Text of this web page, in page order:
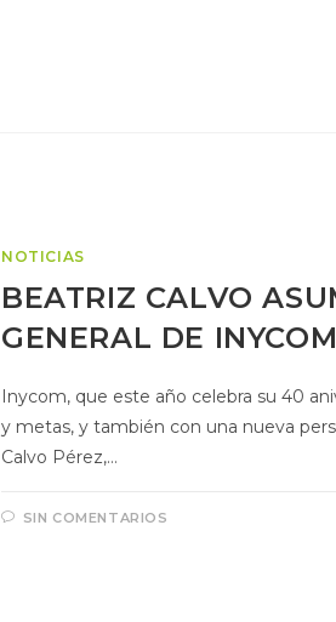
NOTICIAS
BEATRIZ CALVO
GENERAL DE INYCOM
Inycom, que este año celebra su 40
y metas, y también con una nueva
Calvo Pérez,…
SIN COMENTARIOS